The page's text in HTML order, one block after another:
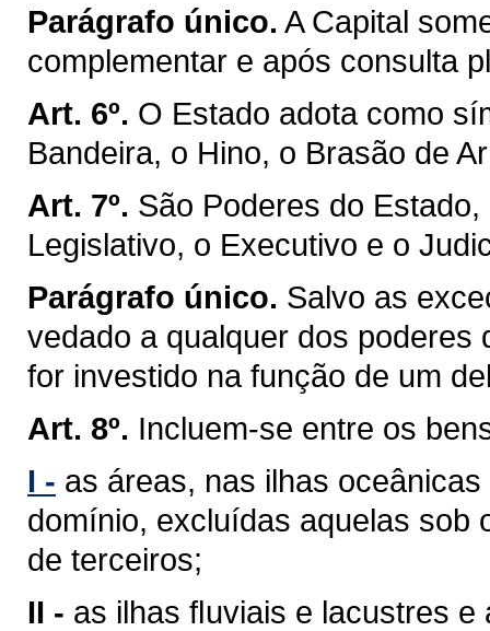
Parágrafo único. A Capital
complementar e após consulta
Art. 6º. O Estado adota como
Bandeira, o Hino, o Brasão de
Art. 7º. São Poderes do
Legislativo, o Executivo e o
Parágrafo único. Salvo as
vedado a qualquer dos poderes
for investido na função de um
Art. 8º. Incluem-se entre os
I - as áreas, nas ilhas
domínio, excluídas aquelas sob
de terceiros;
II - as ilhas ﬂuviais e lacustres